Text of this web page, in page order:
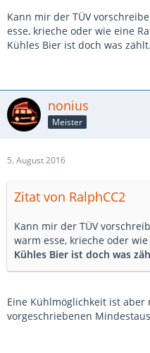
Kann mir der TÜV
esse, krieche oder wie eine
Kühles Bier ist doch was zählt.
nonius
Meister
5. August 2016
Zitat von RalphCC2
Kann mir der TÜV
warm esse, krieche oder
Kühles Bier ist doch was
Eine Kühlmöglichkeit ist
vorgeschriebenen